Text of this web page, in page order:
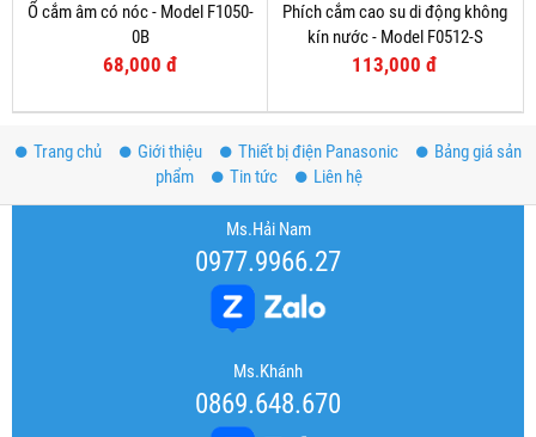
Ổ cắm âm có nóc - Model F1050-
0B
68,000 đ
Phích cắm cao su di động không
kín nước - Model F0512-S
113,000 đ
Trang chủ Giới thiệu Thiết bị điện Panasonic
Bảng giá sản
phẩm
Tin tức Liên hệ
Ms.Hải Nam
0977.9966.27
Ms.Khánh
0869.648.670